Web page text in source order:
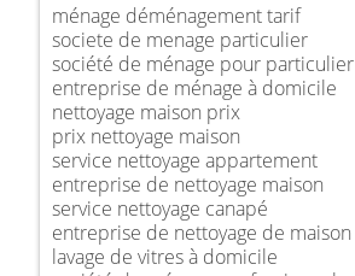
ménage déménagement tarif
societe de menage particulier
société de ménage pour particulier
entreprise de ménage à domicile
nettoyage maison prix
prix nettoyage maison
service nettoyage appartement
entreprise de nettoyage maison
service nettoyage canapé
entreprise de nettoyage de maison
lavage de vitres à domicile